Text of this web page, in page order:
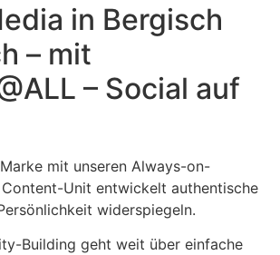
in Bergisch
– mit
– Social auf
mit unseren Always-on-
Content-Unit entwickelt authentische
widerspiegeln.
Building geht weit über einfache